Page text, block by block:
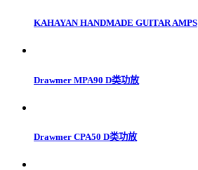
KAHAYAN HANDMADE GUITAR AMPS
Drawmer MPA90 D类功放
Drawmer CPA50 D类功放